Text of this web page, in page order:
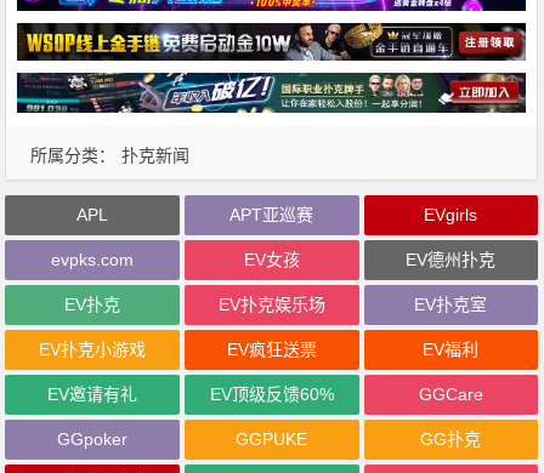
所属分类： 扑克新闻
APL APT亚巡赛 EVgirls
evpks.com EV女孩 EV德州扑克
EV扑克 EV扑克娱乐场 EV扑克室
EV扑克小游戏 EV疯狂送票 EV福利
EV邀请有礼 EV顶级反馈60% GGCare
GGpoker GGPUKE GG扑克